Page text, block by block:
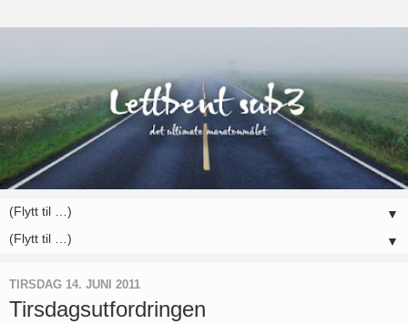
▼
▼
TIRSDAG 14. JUNI 2011
Tirsdagsutfordringen